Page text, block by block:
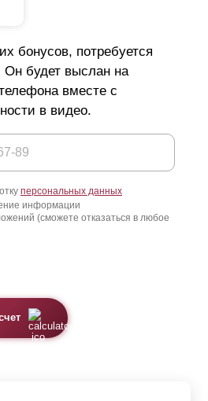
бонусов, потребуется
Он будет выслан на
вместе с
в видео.
персональных данных
информации
(сможете отказаться в любое